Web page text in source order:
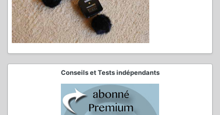
Conseils et Tests indépendants